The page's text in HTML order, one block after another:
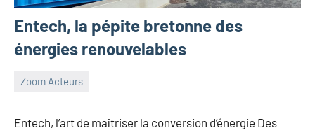
Entech, la pépite bretonne des
énergies renouvelables
Zoom Acteurs
2024
Entech, l’art de maîtriser la conversion d’énergie Des